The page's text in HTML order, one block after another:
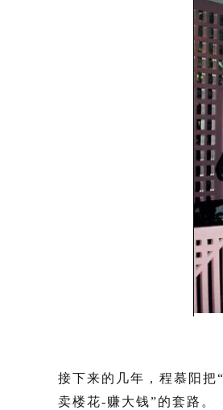
接下来的几年，程慕阳把
卖楼花-赚大钱”的套路。